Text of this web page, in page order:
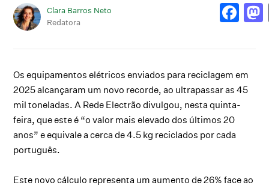
Clara Barros Neto
Redatora
Os equipamentos elétricos enviados para reciclagem em
2025 alcançaram um novo recorde, ao ultrapassar as 45
mil toneladas. A Rede Electrão divulgou, nesta quinta-
feira, que este é “o valor mais elevado dos últimos 20
anos” e equivale a cerca de 4.5 kg reciclados por cada
português.
Este novo cálculo representa um aumento de 26% face ao